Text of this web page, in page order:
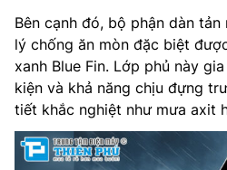
Bên cạnh đó, bộ phận dàn
lý chống ăn mòn đặc biệt
xanh Blue Fin. Lớp phủ này
kiện và khả năng chịu đựng
tiết khắc nghiệt như mưa axit